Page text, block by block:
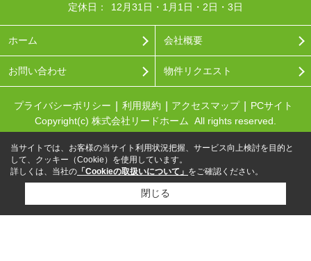
定休日：
12月31日・1月1日・2日・3日
ホーム 会社概要
お問い合わせ 物件リクエスト
プライバシーポリシー 利用規約 アクセスマップ
PCサイト
Copyright(c) 株式会社リードホーム All rights reserved.
当サイトでは、お客様の当サイト利用状況把握、サービス向上検討を目的と
して、クッキー（Cookie）を使用しています。
詳しくは、当社の 「Cookieの取扱いについて」 をご確認ください。
閉じる